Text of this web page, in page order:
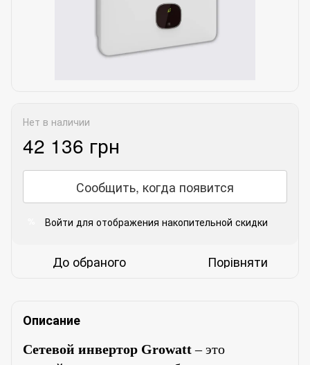
Нет в наличии
42 136 грн
Сообщить, когда появится
Войти для отображения накопительной скидки
До обраного Порівняти
Описание
Сетевой инвертор Growatt– это